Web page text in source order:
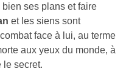
ses plans et faire
et les siens sont
face à lui, au terme
aux yeux du monde, à
le secret.